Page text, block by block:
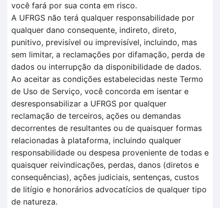
você fará por sua conta em risco.
A UFRGS não terá qualquer responsabilidade por
qualquer dano consequente, indireto, direto,
punitivo, previsível ou imprevisível, incluindo, mas
sem limitar, a reclamações por difamação, perda de
dados ou interrupção da disponibilidade de dados.
Ao aceitar as condições estabelecidas neste Termo
de Uso de Serviço, você concorda em isentar e
desresponsabilizar a UFRGS por qualquer
reclamação de terceiros, ações ou demandas
decorrentes de resultantes ou de quaisquer formas
relacionadas à plataforma, incluindo qualquer
responsabilidade ou despesa proveniente de todas e
quaisquer reivindicações, perdas, danos (diretos e
consequências), ações judiciais, sentenças, custos
de litígio e honorários advocatícios de qualquer tipo
de natureza.